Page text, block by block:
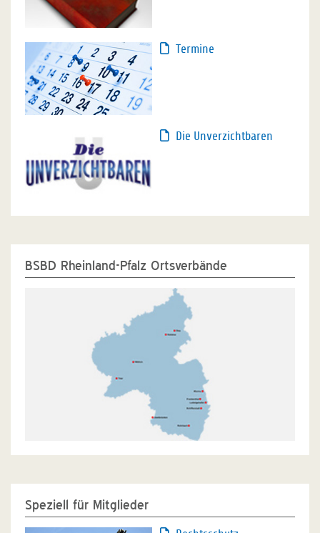
Termine
Die Unverzichtbaren
BSBD Rheinland-Pfalz Ortsverbände
Speziell für Mitglieder